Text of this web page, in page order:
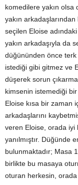
komedilere yakın olsa
yakın
seçilen Eloise
yakın arkadaşıyla da
düğününden önce
istediği gibi gitmez ve
düşerek sorun
kimsenin istemediği
Eloise kısa bir zaman
arkadaşlarını
veren Eloise, orada iyi
yanılmıştır. Düğünde
bulunmaktadır; Masa
birlikte bu masaya
oturan herkesin, orada